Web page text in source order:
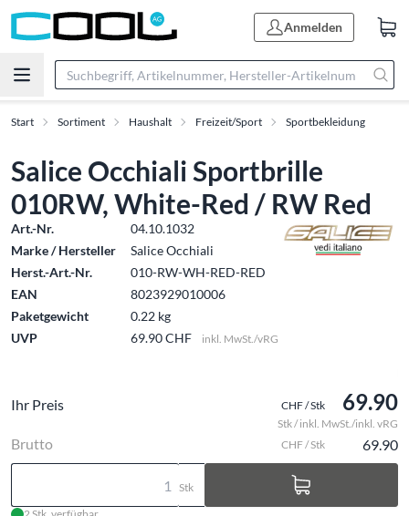
Anmelden
Start Sortiment Haushalt Freizeit/Sport Sportbekleidung
Salice Occhiali Sportbrille
010RW, White-Red / RW Red
Art.-Nr.
04.10.1032
Marke / Hersteller
Salice Occhiali
Herst.-Art.-Nr.
010-RW-WH-RED-RED
EAN
8023929010006
Paketgewicht
0.22 kg
UVP
69.90 CHF inkl. MwSt./vRG
Ihr Preis CHF / Stk 69.90
Stk / inkl. MwSt./inkl. vRG
Brutto CHF / Stk 69.90
Stk